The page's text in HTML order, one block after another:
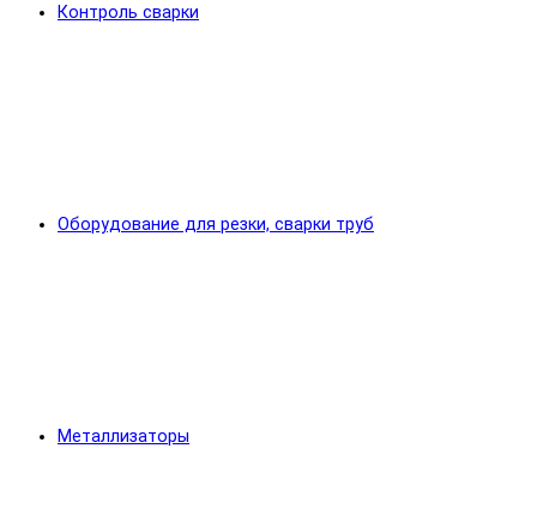
Контроль сварки
Оборудование для резки, сварки труб
Металлизаторы